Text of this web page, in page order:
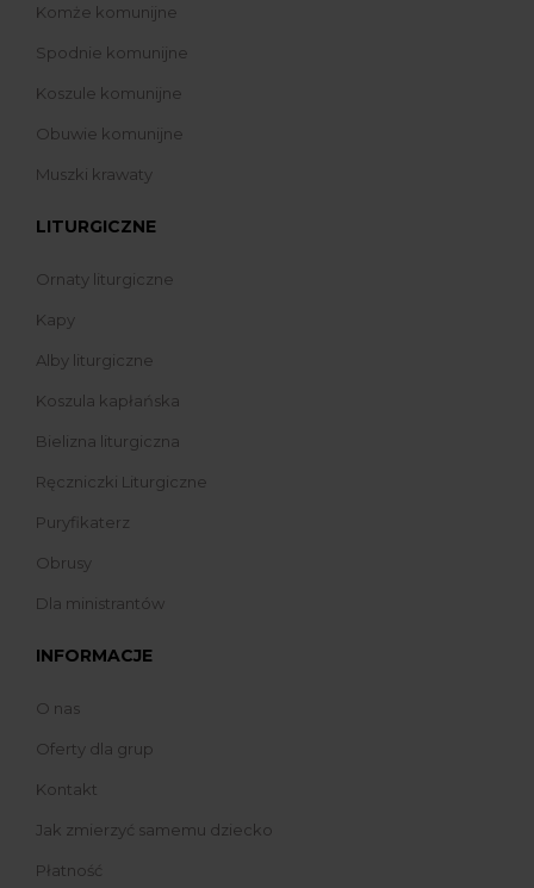
Komże komunijne
Spodnie komunijne
Koszule komunijne
Obuwie komunijne
Muszki krawaty
LITURGICZNE
Ornaty liturgiczne
Kapy
Alby liturgiczne
Koszula kapłańska
Bielizna liturgiczna
Ręczniczki Liturgiczne
Puryfikaterz
Obrusy
Dla ministrantów
INFORMACJE
O nas
Oferty dla grup
Kontakt
Jak zmierzyć samemu dziecko
Płatność